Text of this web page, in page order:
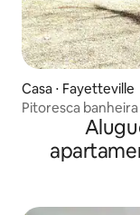
Casa ⋅ Fayetteville
Pitoresca
perto da água